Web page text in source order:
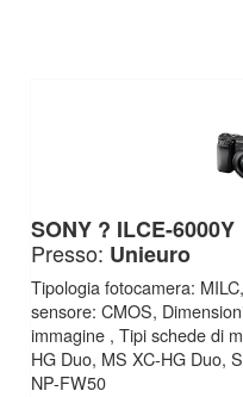
SONY ? ILCE-6000Y
Presso: Unieuro
Tipologia fotocamera:
sensore: CMOS,
immagine , Tipi schede di
HG Duo, MS XC-HG Duo,
NP-FW50